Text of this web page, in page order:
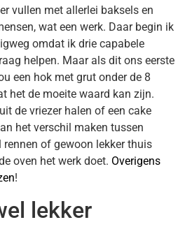
vullen met allerlei baksels en
wat een werk. Daar begin ik
omdat ik drie capabele
helpen. Maar als dit ons eerste
een hok met grut onder de 8
het de moeite waard kan zijn.
de vriezer halen of een cake
het verschil maken tussen
rennen of gewoon lekker thuis
oven het werk doet. Overigens
!
lekker